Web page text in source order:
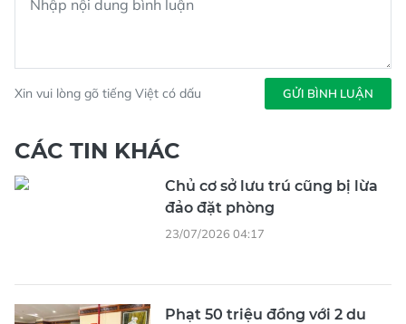
Xin vui lòng gõ tiếng Việt có dấu GỬI BÌNH LUẬN
CÁC TIN KHÁC
Chủ cơ sở lưu trú cũng bị lừa
đảo đặt phòng
23/07/2026 04:17
Phạt 50 triệu đồng với 2 du